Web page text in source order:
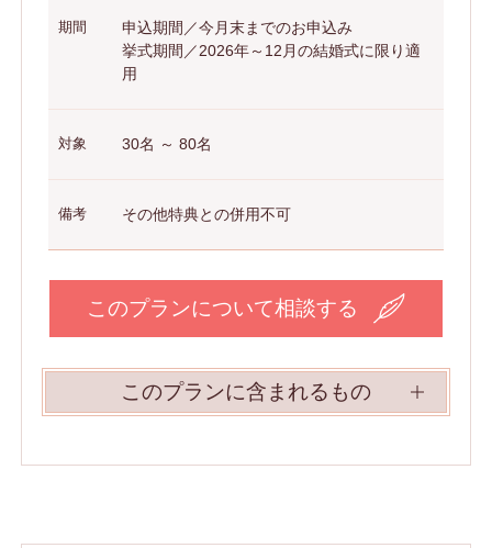
期間
申込期間／今月末までのお申込み
挙式期間／2026年～12月の結婚式に限り適
用
対象 30名 ～ 80名
備考 その他特典との併用不可
このプランについて相談する
このプランに含まれるもの